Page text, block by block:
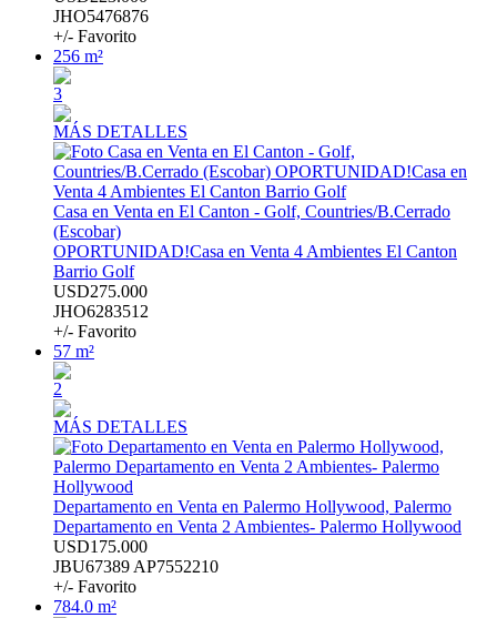
JHO5476876
+/- Favorito
256 m²
3
MÁS DETALLES
Casa en Venta en El Canton - Golf, Countries/B.Cerrado
(Escobar)
OPORTUNIDAD!Casa en Venta 4 Ambientes El Canton
Barrio Golf
USD275.000
JHO6283512
+/- Favorito
57 m²
2
MÁS DETALLES
Departamento en Venta en Palermo Hollywood, Palermo
Departamento en Venta 2 Ambientes- Palermo Hollywood
USD175.000
JBU67389 AP7552210
+/- Favorito
784.0 m²